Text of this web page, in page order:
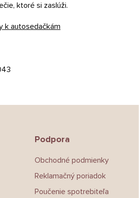
ktoré si zaslúži.
k autosedačkám
Podpora
Obchodné podmienky
Reklamačný poriadok
Poučenie spotrebiteľa